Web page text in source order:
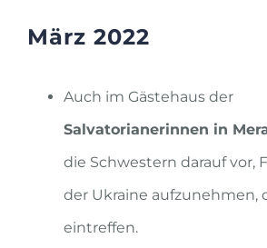
März 2022
Auch im Gästehaus der
Salvatorianerinnen in
die Schwestern darauf vor,
der Ukraine aufzunehmen,
eintreffen.